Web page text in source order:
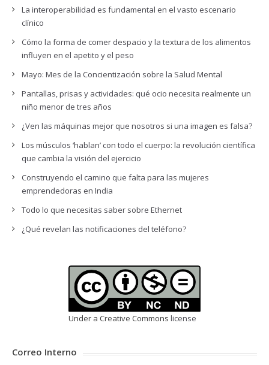
La interoperabilidad es fundamental en el vasto escenario
clínico
Cómo la forma de comer despacio y la textura de los alimentos
influyen en el apetito y el peso
Mayo: Mes de la Concientización sobre la Salud Mental
Pantallas, prisas y actividades: qué ocio necesita realmente un
niño menor de tres años
¿Ven las máquinas mejor que nosotros si una imagen es falsa?
Los músculos ‘hablan’ con todo el cuerpo: la revolución científica
que cambia la visión del ejercicio
Construyendo el camino que falta para las mujeres
emprendedoras en India
Todo lo que necesitas saber sobre Ethernet
¿Qué revelan las notificaciones del teléfono?
Under a Creative Commons license
Correo Interno